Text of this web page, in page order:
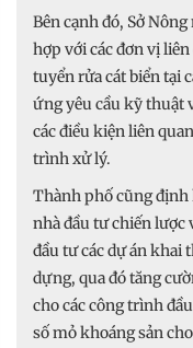
Bên cạnh đó, Sở
hợp với các đơn vị
tuyển rửa cát biển tại
ứng yêu cầu kỹ thuật
các điều kiện liên
trình xử lý.
Thành phố cũng định
nhà đầu tư chiến lược
đầu tư các dự án khai
dựng, qua đó tăng
cho các công trình
số mỏ khoáng sản